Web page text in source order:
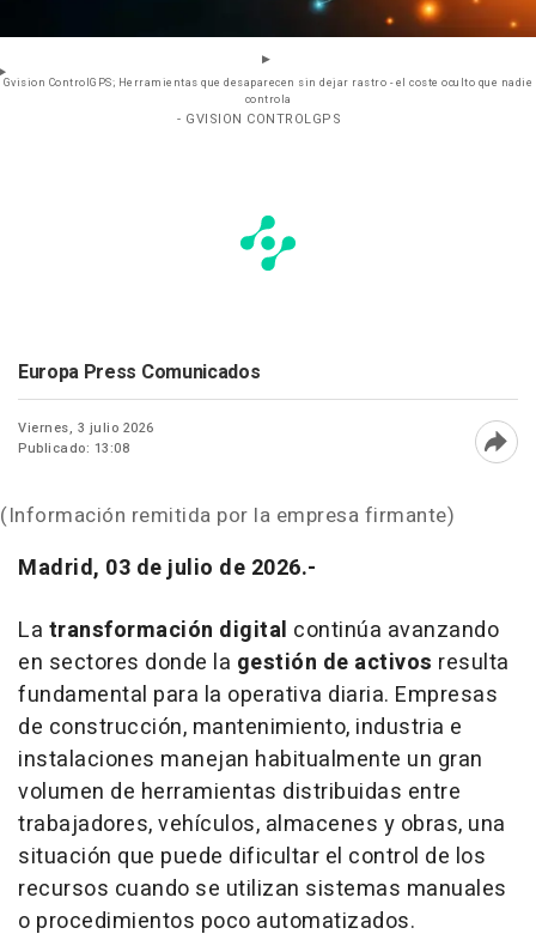
Gvision ControlGPS; Herramientas que desaparecen sin dejar rastro - el coste oculto que nadie
controla
- GVISION CONTROLGPS
Europa Press Comunicados
Viernes, 3 julio 2026
Publicado: 13:08
(Información remitida por la empresa firmante)
Madrid, 03 de julio de 2026.-
La transformación digital continúa avanzando
en sectores donde la gestión de activos resulta
fundamental para la operativa diaria. Empresas
de construcción, mantenimiento, industria e
instalaciones manejan habitualmente un gran
volumen de herramientas distribuidas entre
trabajadores, vehículos, almacenes y obras, una
situación que puede dificultar el control de los
recursos cuando se utilizan sistemas manuales
o procedimientos poco automatizados.